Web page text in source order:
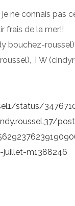
ne connais pas
frais de la mer!!
bouchez-roussel)
TW
status/
m1388246